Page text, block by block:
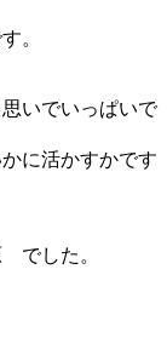
。
いでいっぱいで
に活かすかです
でした。